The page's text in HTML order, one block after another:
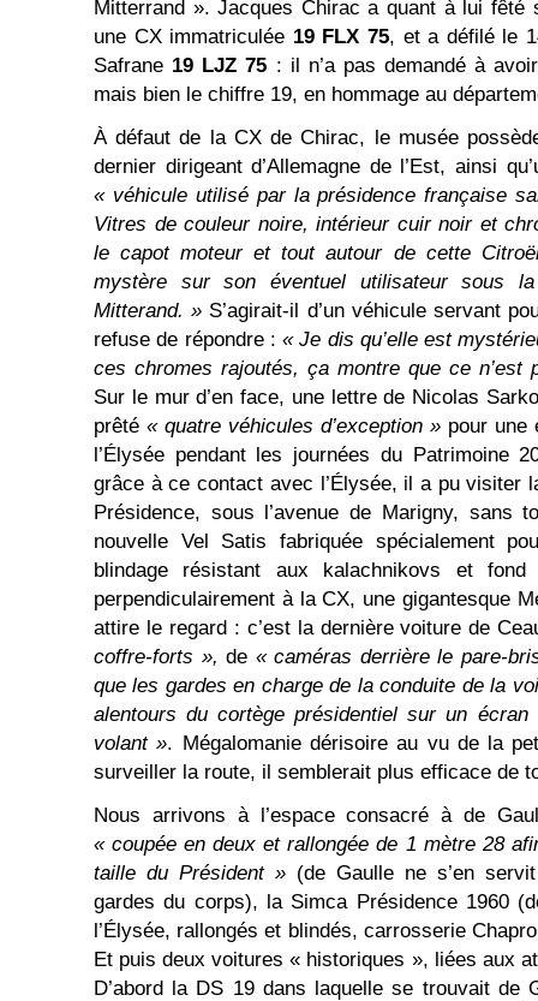
Mitterrand ». Jacques Chirac a quant à lui fêté
une CX immatriculée 19 FLX 75, et a défilé le
Safrane 19 LJZ 75 : il n’a pas demandé à
mais bien le chiffre 19, en hommage au
À défaut de la CX de Chirac, le musée
dernier dirigeant d’Allemagne de l’Est, ainsi
« véhicule utilisé par la présidence française
Vitres de couleur noire, intérieur cuir noir et
le capot moteur et tout autour de cette
mystère sur son éventuel utilisateur sous
Mitterand. » S’agirait-il d’un véhicule servant
refuse de répondre : « Je dis qu’elle est
ces chromes rajoutés, ça montre que ce n’est
Sur le mur d’en face, une lettre de Nicolas
prêté « quatre véhicules d’exception » pour une
l’Élysée pendant les journées du Patrimoine
grâce à ce contact avec l’Élysée, il a pu visiter
Présidence, sous l’avenue de Marigny, sans
nouvelle Vel Satis fabriquée spécialement
blindage résistant aux kalachnikovs et fond
perpendiculairement à la CX, une gigantesque
attire le regard : c’est la dernière voiture de
coffre-forts », de « caméras derrière le pare-
que les gardes en charge de la conduite de la
alentours du cortège présidentiel sur un
volant ». Mégalomanie dérisoire au vu de la
surveiller la route, il semblerait plus efficace de
Nous arrivons à l’espace consacré à de
« coupée en deux et rallongée de 1 mètre 28
taille du Président » (de Gaulle ne s’en
gardes du corps), la Simca Présidence 1960
l’Élysée, rallongés et blindés, carrosserie
Et puis deux voitures « historiques », liées aux
D’abord la DS 19 dans laquelle se trouvait de